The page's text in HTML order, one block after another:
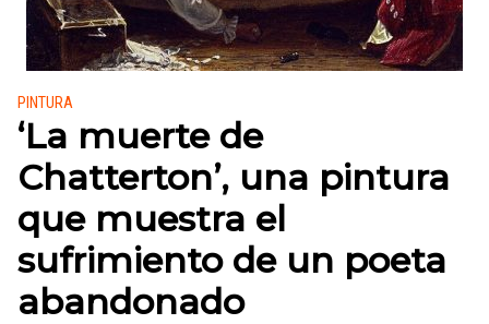
Publicado en:
PINTURA
‘La muerte de
Chatterton’, una pintura
que muestra el
sufrimiento de un poeta
abandonado